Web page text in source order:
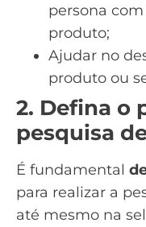
persona
produto;
Ajudar no
produto ou
2. Defina o
pesquisa
É fundamental
para realizar a
até mesmo na